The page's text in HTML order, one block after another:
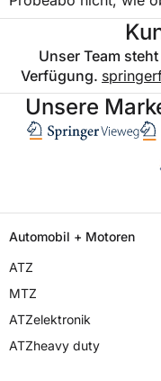
Unser Team
Verfügung.
Unsere
Automobil + Motoren
ATZ
MTZ
ATZelektronik
ATZheavy duty